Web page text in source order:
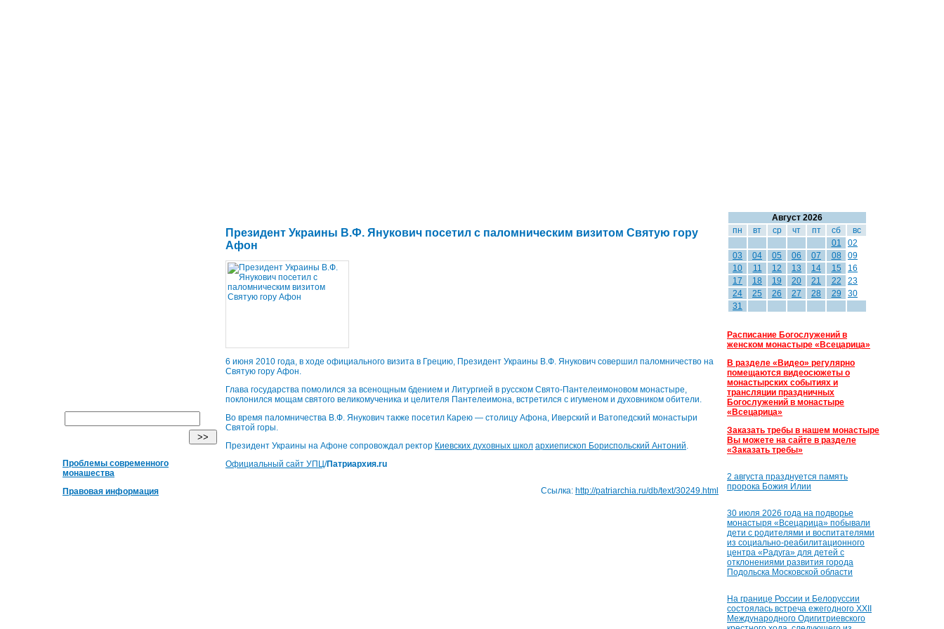
Проблемы современного
монашества
Правовая информация
Президент Украины В.Ф. Янукович посетил с паломническим визитом Святую гору
Афон
6 июня 2010 года, в ходе официального визита в Грецию, Президент Украины В.Ф. Янукович совершил паломничество на
Святую гору Афон.
Глава государства помолился за всенощным бдением и Литургией в русском Свято-Пантелеимоновом монастыре,
поклонился мощам святого великомученика и целителя Пантелеимона, встретился с игуменом и духовником обители.
Во время паломничества В.Ф. Янукович также посетил Карею — столицу Афона, Иверский и Ватопедский монастыри
Святой горы.
Президент Украины на Афоне сопровождал ректор Киевских духовных школ архиепископ Бориспольский Антоний
Официальный сайт УПЦ/Патриархия.ru
Ссылка: http://patriarchia.ru/db/text/30249.html
Август 2026
пн
вт ср чт пт сб
вс
01
02
03
04 05 06 07 08
09
10
11 12 13 14 15
16
17
18 19 20 21 22
23
24
25 26 27 28 29
30
31
Расписание Богослужений в
женском монастыре «Всецарица»
В разделе «Видео» регулярно
помещаются видеосюжеты о
монастырских событиях и
трансляции праздничных
Богослужений в монастыре
«Всецарица»
Заказать требы в нашем монастыре
Вы можете на сайте в разделе
«Заказать требы»
2 августа празднуется память
пророка Божия Илии
30 июля 2026 года на подворье
монастыря «Всецарица» побывали
дети с родителями и воспитателями
из социально-реабилитационного
центра «Радуга» для детей с
отклонениями развития города
Подольска Московской области
На границе России и Белоруссии
состоялась встреча ежегодного XXII
Международного Одигитриевского